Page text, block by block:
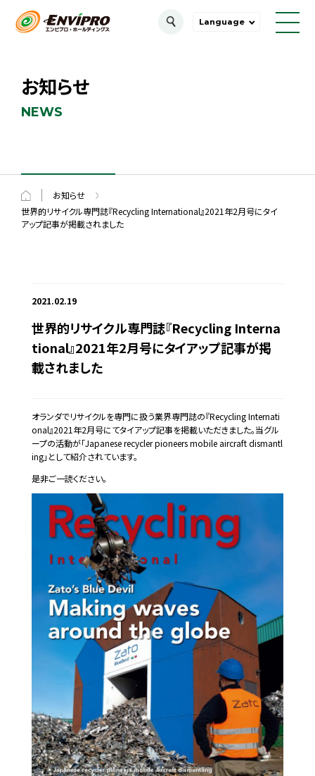
Language
お知らせ
NEWS
お知らせ
世界的リサイクル専門誌『Recycling International』2021年2月号にタイ
アップ記事が掲載されました
2021.02.19
世界的リサイクル専門誌『Recycling Interna
tional』2021年2月号にタイアップ記事が掲
載されました
オランダでリサイクルを専門に扱う業界専門誌の『Recycling Internati
onal』2021年2月号にてタイアップ記事を掲載いただきました。当グル
ープの活動が「Japanese recycler pioneers mobile aircraft dismantl
ing」として紹介されています。
是非ご一読ください。